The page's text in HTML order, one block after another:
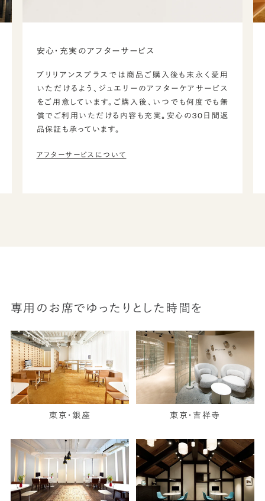
安心・充実のアフターサービス
ブリリアンスプラスでは商品ご購入後も末永く愛用
いただけるよう、ジュエリーのアフターケアサービス
をご用意しています。ご購入後、いつでも何度でも無
償でご利用いただける内容も充実。安心の30日間返
品保証も承っています。
アフターサービスについて
専用のお席でゆったりとした時間を
東京・銀座 東京・吉祥寺